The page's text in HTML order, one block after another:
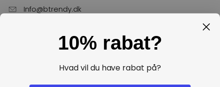
Info@btrendy.dk
Hverdage fra kl. 10 - 16
10% rabat?
Hvad vil du have rabat på?